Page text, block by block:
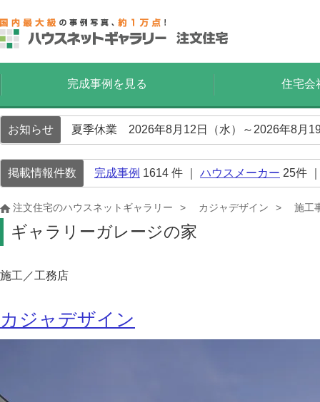
完成事例を見る 住宅会
お知らせ 夏季休業 2026年8月12日（水）～2026年8月
掲載情報件数 完成事例 1614 件 ｜ ハウスメーカー 25件
注文住宅のハウスネットギャラリー カジャデザイン 施工
ギャラリーガレージの家
施工／工務店
カジャデザイン